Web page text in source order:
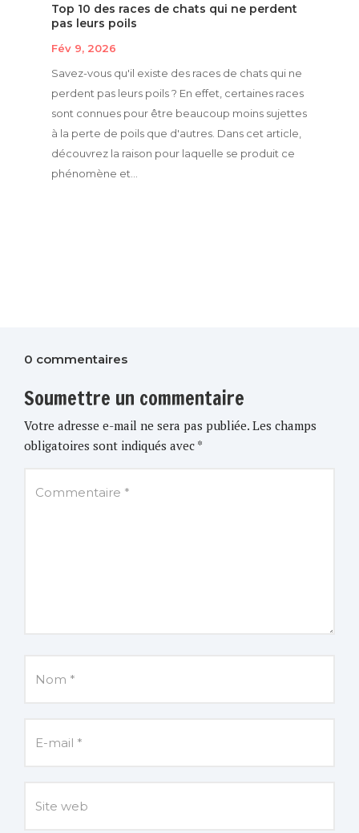
Top 10 des races de chats qui ne perdent
pas leurs poils
Fév 9, 2026
Savez-vous qu'il existe des races de chats qui ne
perdent pas leurs poils ? En effet, certaines races
sont connues pour être beaucoup moins sujettes
à la perte de poils que d'autres. Dans cet article,
découvrez la raison pour laquelle se produit ce
phénomène et...
0 commentaires
Soumettre un commentaire
Votre adresse e-mail ne sera pas publiée. Les champs
obligatoires sont indiqués avec *